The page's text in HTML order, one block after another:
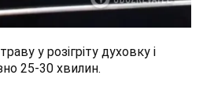
у розігріту духовку і
25-30 хвилин.